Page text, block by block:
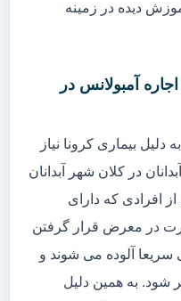
دیده در زمینه
آمبولانس در
دلیل بیماری کرونا نیاز
در کلان شهر آبدانان
افرادی که دارای
در معرض قرار گرفتن
آلوده می شوند و
شود. به همین دلیل